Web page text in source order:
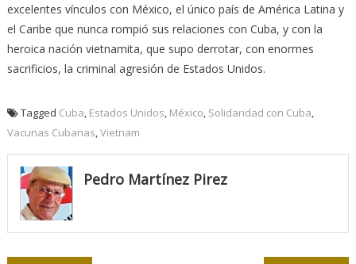
excelentes vínculos con México, el único país de América Latina y
el Caribe que nunca rompió sus relaciones con Cuba, y con la
heroica nación vietnamita, que supo derrotar, con enormes
sacrificios, la criminal agresión de Estados Unidos.
Tagged Cuba, Estados Unidos, México, Solidaridad con Cuba,
Vacunas Cubanas,Vietnam
Pedro Martínez Pirez